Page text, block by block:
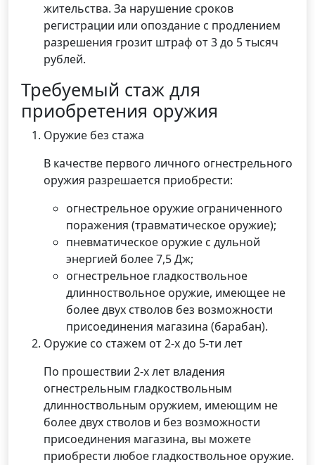
жительства. За нарушение сроков
регистрации или опоздание с продлением
разрешения грозит штраф от 3 до 5 тысяч
рублей.
Требуемый стаж для
приобретения оружия
Оружие без стажа
В качестве первого личного огнестрельного
оружия разрешается приобрести:
огнестрельное оружие ограниченного
поражения (травматическое оружие);
пневматическое оружие с дульной
энергией более 7,5 Дж;
огнестрельное гладкоствольное
длинноствольное оружие, имеющее не
более двух стволов без возможности
присоединения магазина (барабан).
Оружие со стажем от 2-х до 5-ти лет
По прошествии 2-х лет владения
огнестрельным гладкоствольным
длинноствольным оружием, имеющим не
более двух стволов и без возможности
присоединения магазина, вы можете
приобрести любое гладкоствольное оружие.